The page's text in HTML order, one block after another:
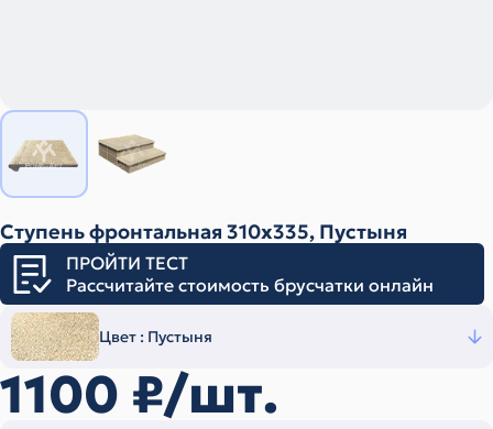
Ступень фронтальная 310х335, Пустыня
ПРОЙТИ ТЕСТ
Рассчитайте стоимость брусчатки онлайн
Цвет : Пустыня
1100 ₽/шт.